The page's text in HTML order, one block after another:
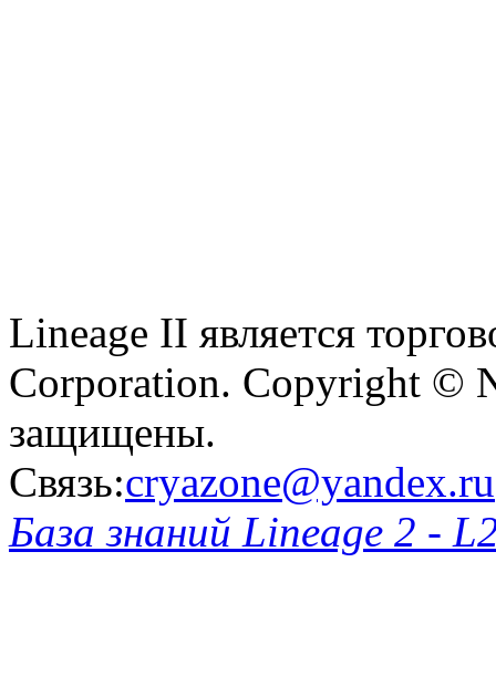
Lineage II является
Corporation. Copyright ©
защищены.
Связь:cryazone@yandex.ru
База знаний Lineage 2 -